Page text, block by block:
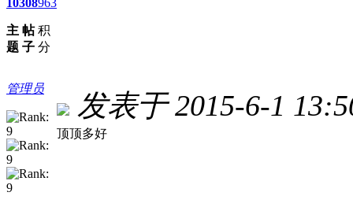
主
题
帖
子
积
分
管理员
发表于 2015-6-1
顶顶多好